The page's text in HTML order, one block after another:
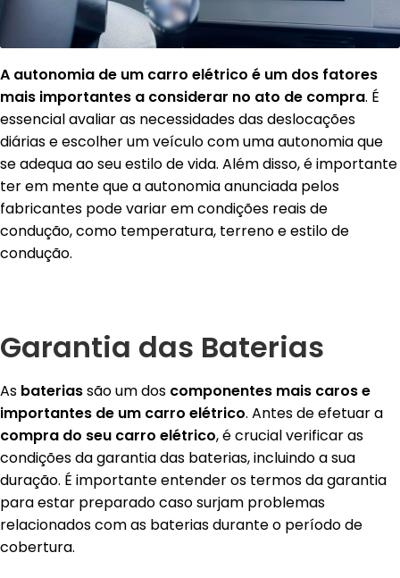
A autonomia de um carro elétrico é um dos fatores
mais importantes a considerar no ato de compra. É
essencial avaliar as necessidades das deslocações
diárias e escolher um veículo com uma autonomia que
se adequa ao seu estilo de vida. Além disso, é importante
ter em mente que a autonomia anunciada pelos
fabricantes pode variar em condições reais de
condução, como temperatura, terreno e estilo de
condução.
Garantia das Baterias
As bateriassão um dos componentes mais caros e
importantes de um carro elétrico. Antes de efetuar a
compra do seu carro elétrico, é crucial verificar as
condições da garantia das baterias, incluindo a sua
duração. É importante entender os termos da garantia
para estar preparado caso surjam problemas
relacionados com as baterias durante o período de
cobertura.